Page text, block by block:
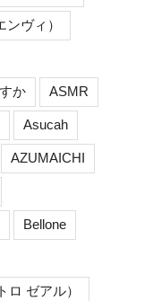
ヴィ）
か ASMR
Asucah
AZUMAICHI
Bellone
ゼアル）